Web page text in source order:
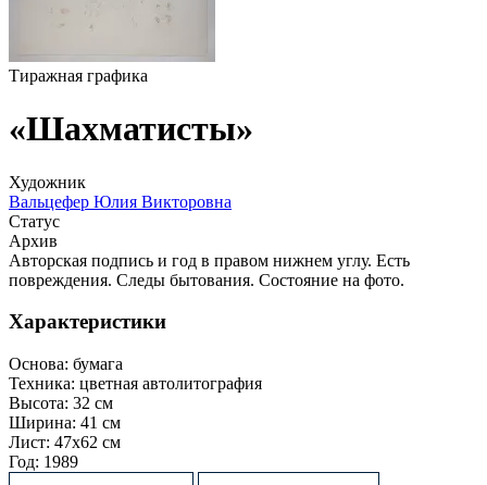
Тиражная графика
«Шахматисты»
Художник
Вальцефер Юлия Викторовна
Статус
Архив
Авторская подпись и год в правом нижнем углу. Есть
повреждения. Следы бытования. Состояние на фото.
Характеристики
Основа: бумага
Техника: цветная автолитография
Высота: 32 см
Ширина: 41 см
Лист: 47х62 см
Год: 1989